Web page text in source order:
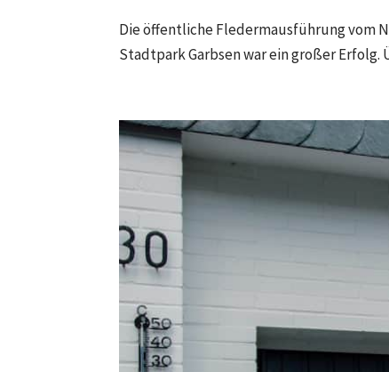
Die öffentliche Fledermausführung vom
Stadtpark Garbsen war ein großer